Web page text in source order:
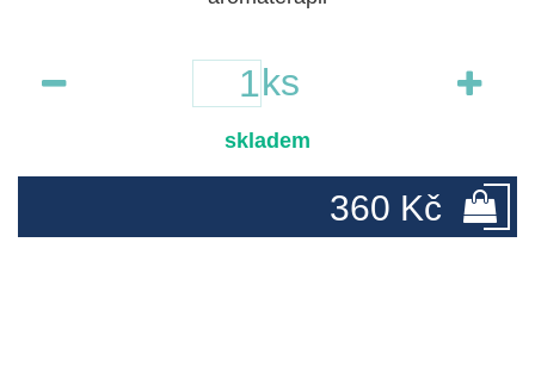
ks
skladem
360 Kč